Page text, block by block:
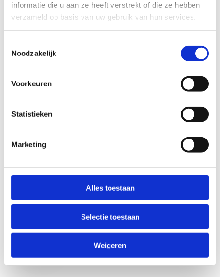
informatie die u aan ze heeft verstrekt of die ze hebben
verzameld op basis van uw gebruik van hun services.
Noodzakelijk
Voorkeuren
Statistieken
Marketing
Alles toestaan
Selectie toestaan
Weigeren
Jouw vraag
Anti-Robot Verification
Click to start verification
Verzend